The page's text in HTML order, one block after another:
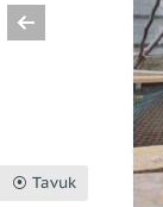
⦿ Tavuk